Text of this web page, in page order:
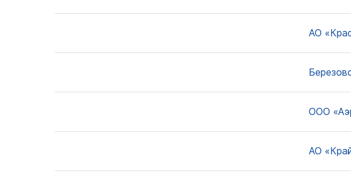
АО
ООО
АО